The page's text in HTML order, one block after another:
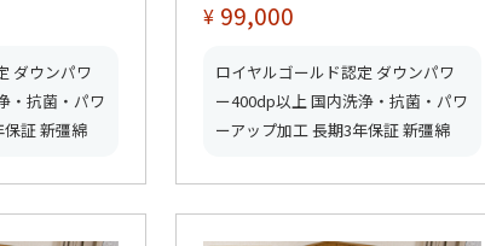
マーク取
ダウンパワ
・抗菌・パワ
保証 新彊綿
取得】【グッドふとんマーク取
¥ 99,000
ロイヤルゴールド認定 ダウンパワ
ー400dp以上 国内洗浄・抗菌・パワ
ーアップ加工 長期3年保証 新彊綿